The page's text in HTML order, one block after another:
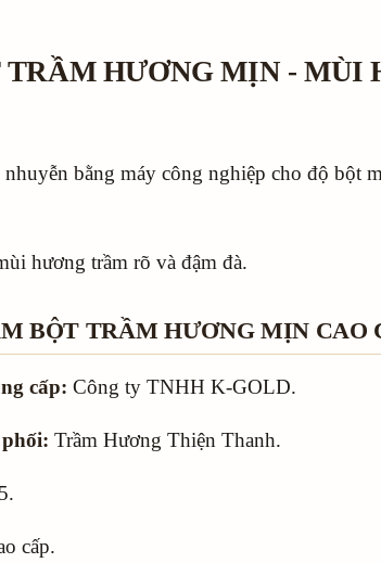
TRẦM HƯƠNG MỊN - MÙI
bằng máy công nghiệp cho độ bột
hương trầm rõ và đậm đà.
BỘT TRẦM HƯƠNG MỊN CAO
cấp: Công ty TNHH K-GOLD.
Trầm Hương Thiện Thanh.
cấp.